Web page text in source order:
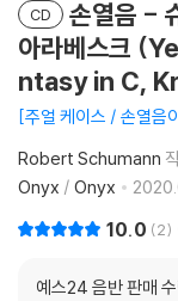
CD
손열음 -
아라베스크
ntasy in C,
주얼 케이스 / 손열음
Robert Schumann
Onyx / Onyx
10.0 2
예스24 음반 판매